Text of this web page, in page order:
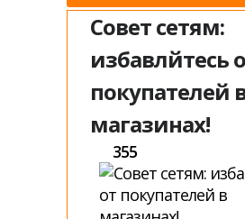
Совет сетям:
избавлйтесь
покупателей
магазинах!
355